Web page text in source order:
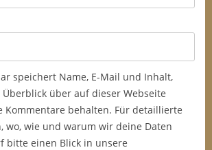
speichert Name, E-Mail und Inhalt,
über auf dieser Webseite
Kommentare behalten. Für detaillierte
wo, wie und warum wir deine Daten
bitte einen Blick in unsere